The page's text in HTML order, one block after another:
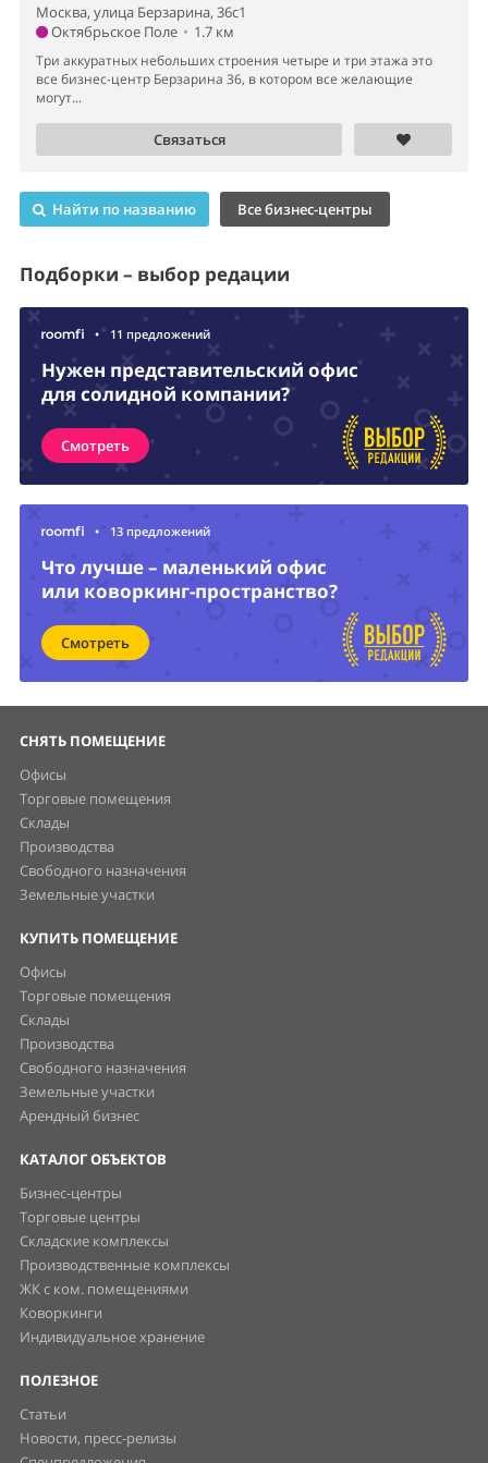
Москва, улица Берзарина, 36с1
Октябрьское Поле • 1.7 км
Три аккуратных небольших строения четыре и три этажа это
все бизнес-центр Берзарина 36, в котором все желающие
могут...
Связаться
Найти по названию Все бизнес-центры
Подборки – выбор редации
• 11 предложений
Нужен представительский офис
для солидной компании?
Смотреть
• 13 предложений
Что лучше – маленький офис
или коворкинг-пространство?
Смотреть
СНЯТЬ ПОМЕЩЕНИЕ
Офисы
Торговые помещения
Склады
Производства
Свободного назначения
Земельные участки
КУПИТЬ ПОМЕЩЕНИЕ
Офисы
Торговые помещения
Склады
Производства
Свободного назначения
Земельные участки
Арендный бизнес
КАТАЛОГ ОБЪЕКТОВ
Бизнес-центры
Торговые центры
Складские комплексы
Производственные комплексы
ЖК с ком. помещениями
Коворкинги
Индивидуальное хранение
ПОЛЕЗНОЕ
Статьи
Новости, пресс-релизы